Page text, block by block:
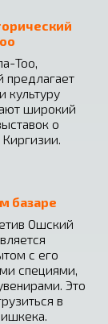
Тоо,
предлагает
культуру
широкий
о
базаре
Ошский
с его
специями,
Это
в